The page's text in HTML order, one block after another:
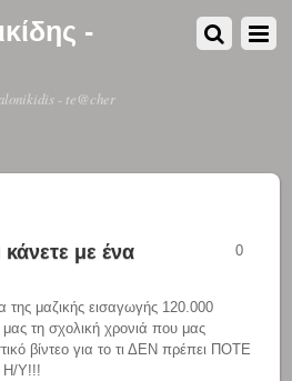
-
- te@cher
με ένα
της μαζικής εισαγωγής 120.000
τη σχολική χρονιά που μας
βίντεο για το τι ΔΕΝ πρέπει ΠΟΤΕ
Η/Υ!!!
0